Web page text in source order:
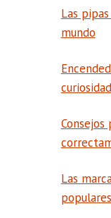
Las
mundo
Las